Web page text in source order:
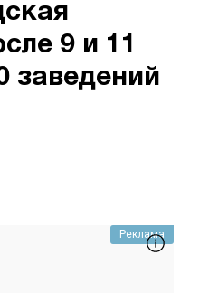
9 и 11
заведений
Реклама